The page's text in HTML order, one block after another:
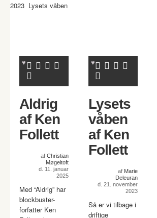
2023 Lysets våben
Aldrig
af Ken
Follett
af Christian
Møgeltoft
d. 11. januar
2025
Med “Aldrig” har
blockbuster-
forfatter Ken
Lysets
våben
af Ken
Follett
af Marie
Deleuran
d. 21. november
2023
Så er vi tilbage i
driftige